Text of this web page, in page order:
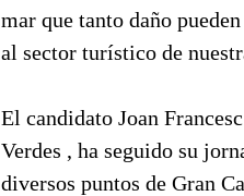
mar que tanto daño
al sector turístico de
El candidato Joan
Verdes , ha seguido su
diversos puntos de Gran